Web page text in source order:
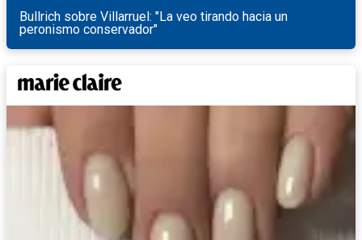
Bullrich sobre Villarruel: "La veo tirando hacia un
peronismo conservador"